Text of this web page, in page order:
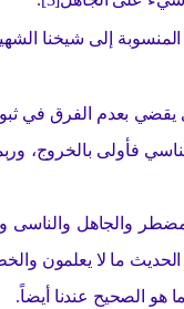
إلى شيخنا
بعدم الفرق في ثبوت
فأولى بالخروج،
والجاهل والناسى
ما لا يعلمون
هو الصحيح عندنا أيضاً.